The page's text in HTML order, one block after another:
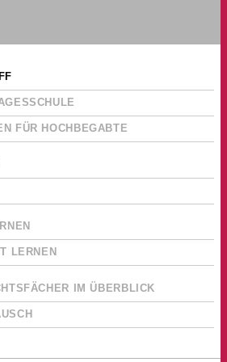
FÜR HOCHBEGABTE
LERNEN
IM ÜBERBLICK